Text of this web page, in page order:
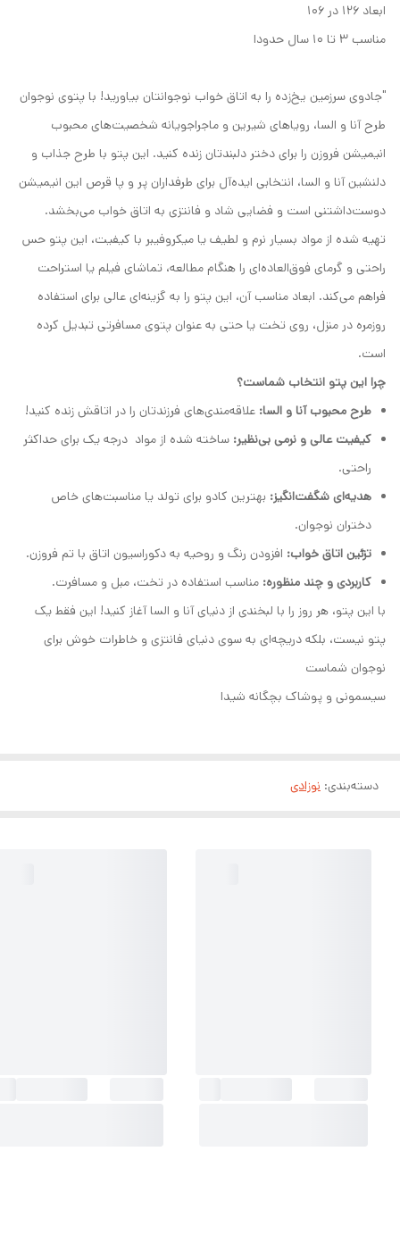
ابعاد ۱۲۶ در ۱۰۶
مناسب ۳ تا ۱۰ سال حدودا
"جادوی سرزمین یخ‌زده را به اتاق خواب نوجوانتان بیاورید! با پتوی نوجوان
طرح آنا و السا، رویاهای شیرین و ماجراجویانه شخصیت‌های محبوب
انیمیشن فروزن را برای دختر دلبندتان زنده کنید. این پتو با طرح جذاب و
دلنشین آنا و السا، انتخابی ایده‌آل برای طرفداران پر و پا قرص این انیمیشن
دوست‌داشتنی است و فضایی شاد و فانتزی به اتاق خواب می‌بخشد.
تهیه شده از مواد بسیار نرم و لطیف یا میکروفیبر با کیفیت، این پتو حس
راحتی و گرمای فوق‌العاده‌ای را هنگام مطالعه، تماشای فیلم یا استراحت
فراهم می‌کند. ابعاد مناسب آن، این پتو را به گزینه‌ای عالی برای استفاده
روزمره در منزل، روی تخت یا حتی به عنوان پتوی مسافرتی تبدیل کرده
است.
چرا این پتو انتخاب شماست؟
طرح محبوب آنا و السا: علاقه‌مندی‌های فرزندتان را در اتاقش زنده کنید!
کیفیت عالی و نرمی بی‌نظیر: ساخته شده از مواد درجه یک برای حداکثر
راحتی.
هدیه‌ای شگفت‌انگیز: بهترین کادو برای تولد یا مناسبت‌های خاص
دختران نوجوان.
تزئین اتاق خواب: افزودن رنگ و روحیه به دکوراسیون اتاق با تم فروزن.
کاربردی و چند منظوره: مناسب استفاده در تخت، مبل و مسافرت.
با این پتو، هر روز را با لبخندی از دنیای آنا و السا آغاز کنید! این فقط یک
پتو نیست، بلکه دریچه‌ای به سوی دنیای فانتزی و خاطرات خوش برای
نوجوان شماست
سیسمونی و پوشاک بچگانه شیدا
دسته‌بندی: نوزادی